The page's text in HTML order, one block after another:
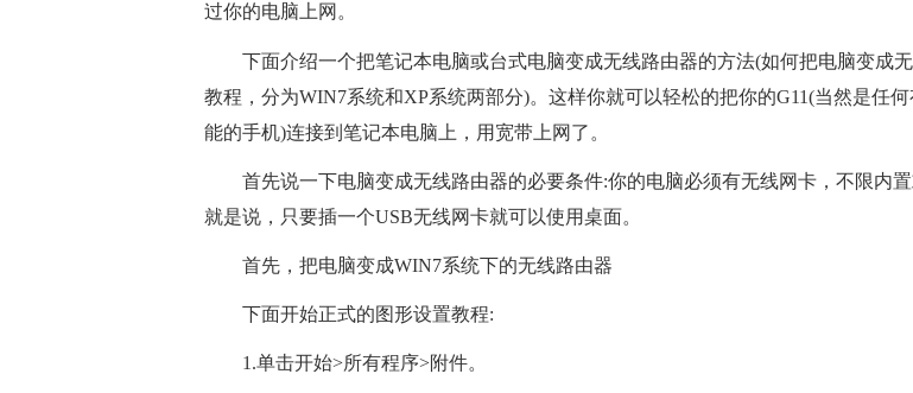
过你的电脑上网。
下面介绍一个把笔记本电脑或台式电脑变成无线路由器的方法(如何把电脑变成
教程，分为WIN7系统和XP系统两部分)。这样你就可以轻松的把你的G11(当然是任
能的手机)连接到笔记本电脑上，用宽带上网了。
首先说一下电脑变成无线路由器的必要条件:你的电脑必须有无线网卡，不限内
就是说，只要插一个USB无线网卡就可以使用桌面。
首先，把电脑变成WIN7系统下的无线路由器
下面开始正式的图形设置教程:
1.单击开始>所有程序>附件。